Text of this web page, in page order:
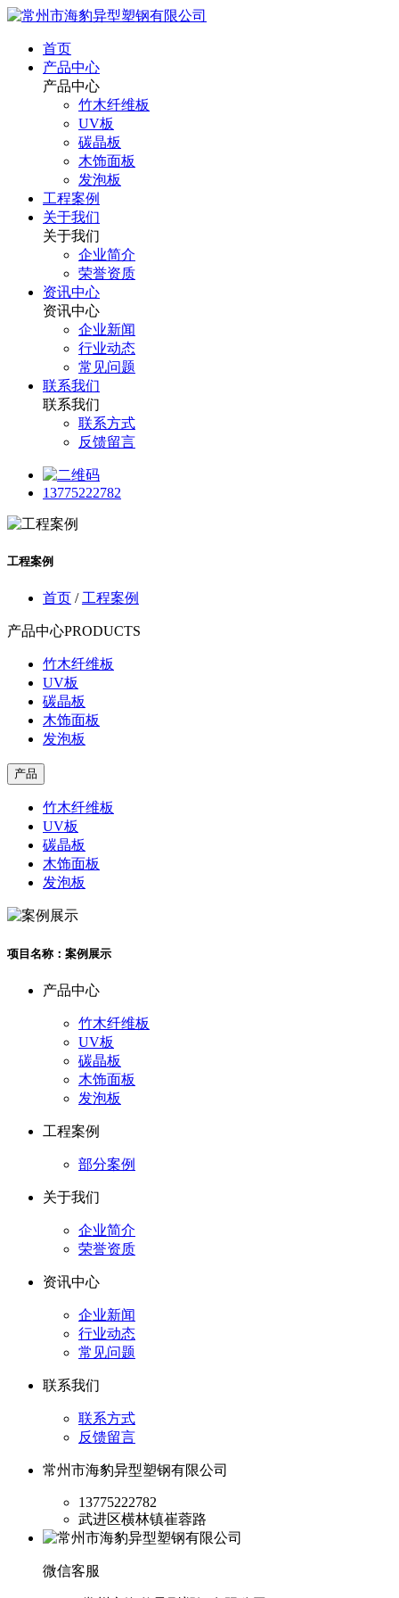
首页
产品中心
产品中心
竹木纤维板
UV板
碳晶板
木饰面板
发泡板
工程案例
关于我们
关于我们
企业简介
荣誉资质
资讯中心
资讯中心
企业新闻
行业动态
常见问题
联系我们
联系我们
联系方式
反馈留言
13775222782
工程案例
首页 / 工程案例
产品中心PRODUCTS
竹木纤维板
UV板
碳晶板
木饰面板
发泡板
产品
竹木纤维板
UV板
碳晶板
木饰面板
发泡板
项目名称：案例展示
产品中心
竹木纤维板
UV板
碳晶板
木饰面板
发泡板
工程案例
部分案例
关于我们
企业简介
荣誉资质
资讯中心
企业新闻
行业动态
常见问题
联系我们
联系方式
反馈留言
常州市海豹异型塑钢有限公司
13775222782
武进区横林镇崔蓉路
微信客服